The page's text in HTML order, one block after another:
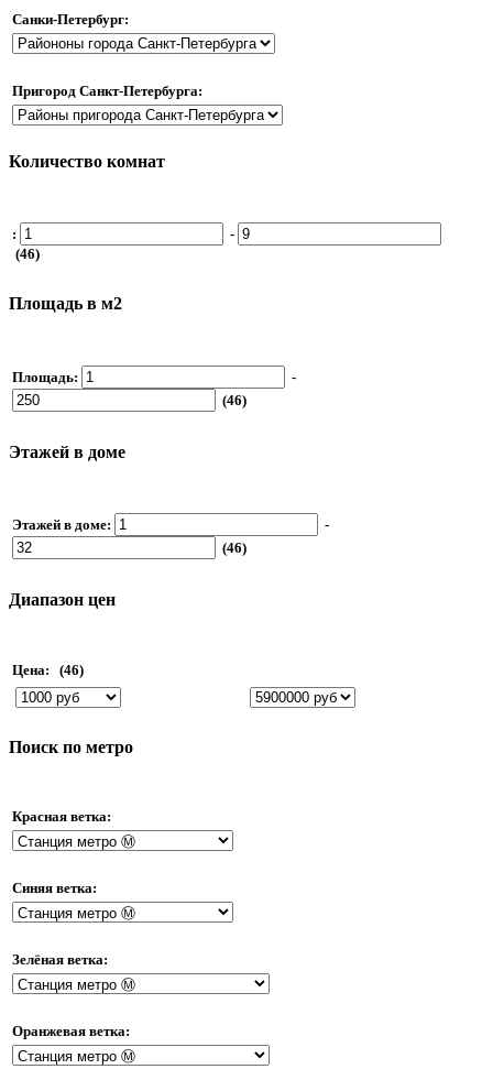
Санки-Петербург:
Пригород Санкт-Петербурга:
Количество комнат
:
-
(46)
Площадь в м2
Площадь:
-
(46)
Этажей в доме
Этажей в доме:
-
(46)
Диапазон цен
Цена: (46)
Поиск по метро
Красная ветка:
Синяя ветка:
Зелёная ветка:
Оранжевая ветка: